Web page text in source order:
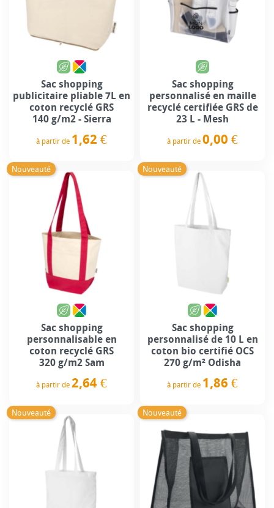
Sac shopping
publicitaire pliable 7L en
coton recyclé GRS
140 g/m2 - Sierra
à partir de 1,62 €
Sac shopping
personnalisé en maille
recyclé certifiée GRS de
23 L - Mesh
à partir de 0,00 €
Nouveauté
Sac shopping
personnalisable en
coton recyclé GRS
320 g/m2 Sam
à partir de 2,64 €
Nouveauté
Sac shopping
personnalisé de 10 L en
coton bio certifié OCS
270 g/m² Odisha
à partir de 1,86 €
Nouveauté Nouveauté